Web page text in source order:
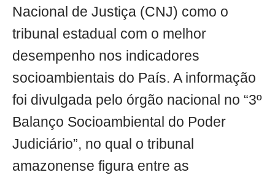
Nacional de Justiça (CNJ) como o
tribunal estadual com o melhor
desempenho nos indicadores
socioambientais do País. A informação
foi divulgada pelo órgão nacional no “3º
Balanço Socioambiental do Poder
Judiciário”, no qual o tribunal
amazonense figura entre as